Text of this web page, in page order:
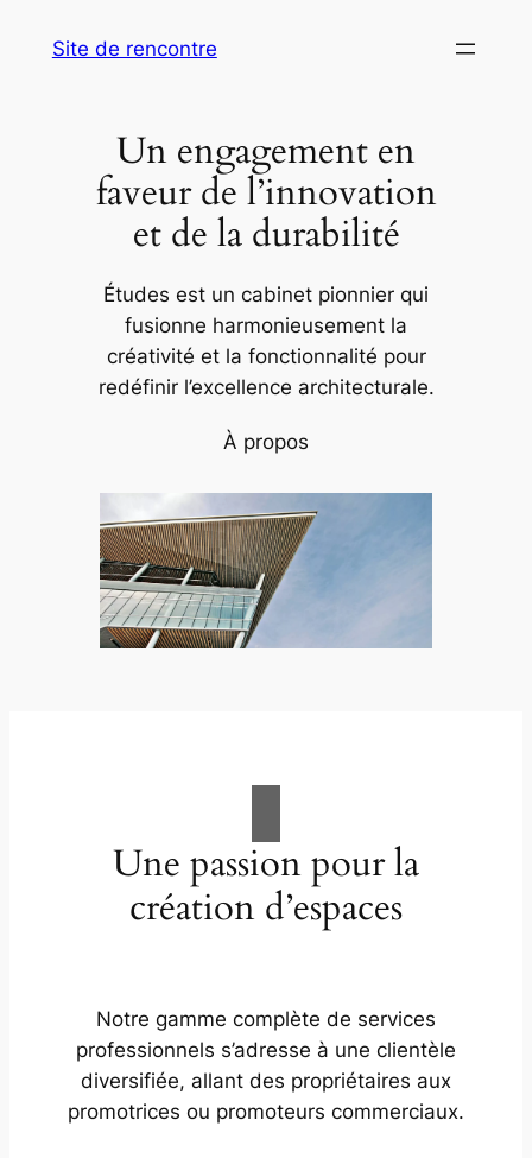
Site de rencontre
Un engagement en
faveur de l’innovation
et de la durabilité
Études est un cabinet pionnier qui
fusionne harmonieusement la
créativité et la fonctionnalité pour
redéfinir l’excellence architecturale.
À propos
Une passion pour la
création d’espaces
Notre gamme complète de services
professionnels s’adresse à une clientèle
diversifiée, allant des propriétaires aux
promotrices ou promoteurs commerciaux.